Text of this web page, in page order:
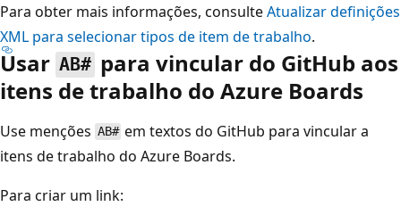
Para obter mais informações, consulteAtualizar definições
XML para selecionar tipos de item de trabalho.
Usar AB# para vincular do GitHub aos
itens de trabalho do Azure Boards
Use menções AB# em textos do GitHub para vincular a
itens de trabalho do Azure Boards.
Para criar um link: